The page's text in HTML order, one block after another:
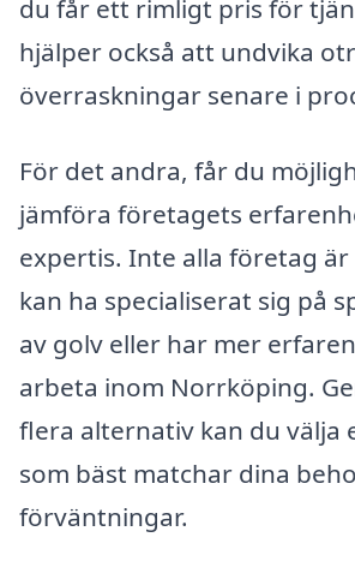
du får ett rimligt pris för
hjälper också att undvika
överraskningar senare i
För det andra, får du
jämföra företagets
expertis. Inte alla företag är
kan ha specialiserat sig på
av golv eller har mer
arbeta inom Norrköping.
flera alternativ kan du välja
som bäst matchar dina
förväntningar.